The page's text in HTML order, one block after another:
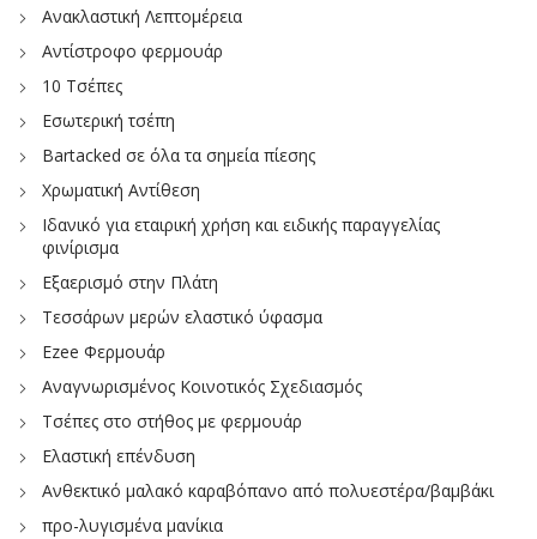
Ανακλαστική Λεπτομέρεια
Αντίστροφο φερμουάρ
10 Τσέπες
Εσωτερική τσέπη
Bartacked σε όλα τα σημεία πίεσης
Χρωματική Αντίθεση
Ιδανικό για εταιρική χρήση και ειδικής παραγγελίας
φινίρισμα
Εξαερισμό στην Πλάτη
Τεσσάρων μερών ελαστικό ύφασμα
Ezee Φερμουάρ
Αναγνωρισμένος Κοινοτικός Σχεδιασμός
Τσέπες στο στήθος με φερμουάρ
Ελαστική επένδυση
Ανθεκτικό μαλακό καραβόπανο από πολυεστέρα/βαμβάκι
προ-λυγισμένα μανίκια